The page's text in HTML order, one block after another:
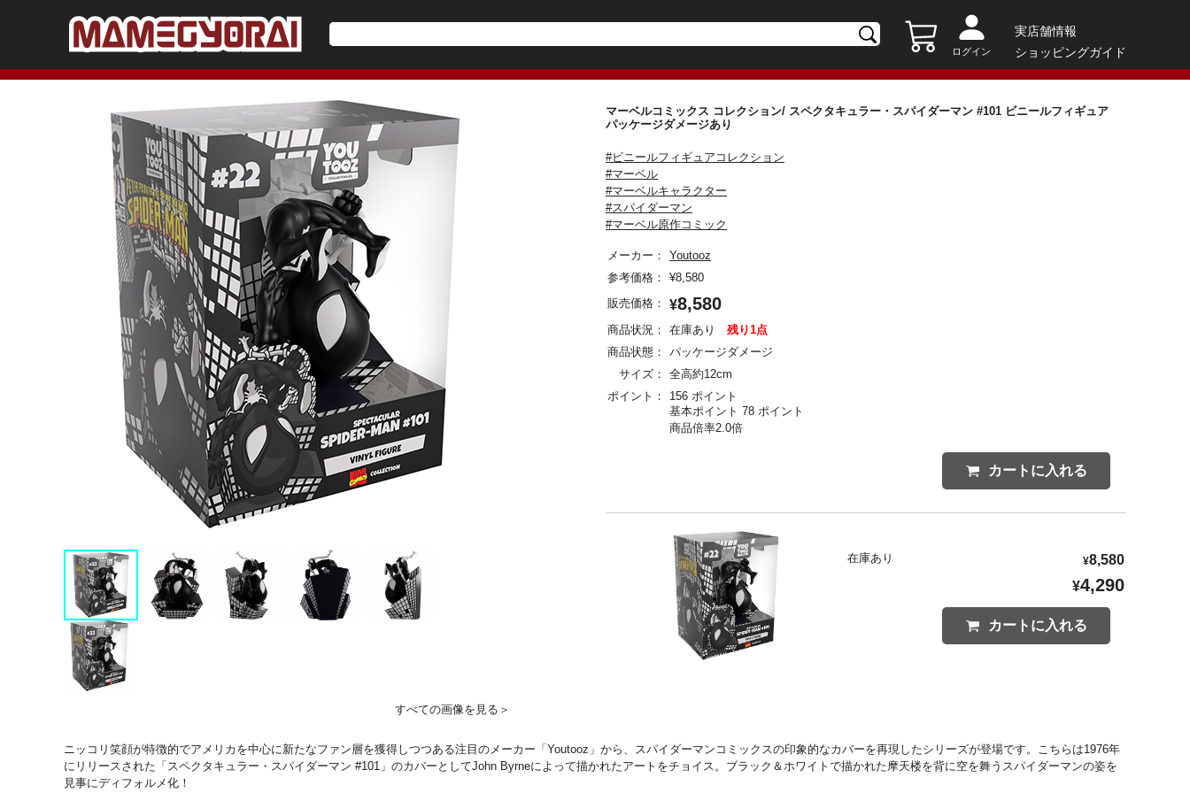
ログイン
実店舗情報
ショッピングガイド
すべての画像を見る＞
マーベルコミックス コレクション/ スペクタキュラー・スパイダーマン #101 ビニールフィギュア
パッケージダメージあり
#ビニールフィギュアコレクション
#マーベル
#マーベルキャラクター
#スパイダーマン
#マーベル原作コミック
メーカー：
Youtooz
参考価格：
¥8,580
販売価格：
¥8,580
商品状況： 在庫あり
残り1点
商品状態：
パッケージダメージ
サイズ：
全高約12cm
ポイント：
156 ポイント
基本ポイント 78 ポイント
商品倍率2.0倍
カートに入れる
在庫あり ¥8,580
¥4,290
カートに入れる
ニッコリ笑顔が特徴的でアメリカを中心に新たなファン層を獲得しつつある注目のメーカー「Youtooz」から、スパイダーマンコミックスの印象的なカバーを再現したシリーズが登場です。こちらは1976年
にリリースされた「スペクタキュラー・スパイダーマン #101」のカバーとしてJohn Byrneによって描かれたアートをチョイス。ブラック＆ホワイトで描かれた摩天楼を背に空を舞うスパイダーマンの姿を
見事にディフォルメ化！